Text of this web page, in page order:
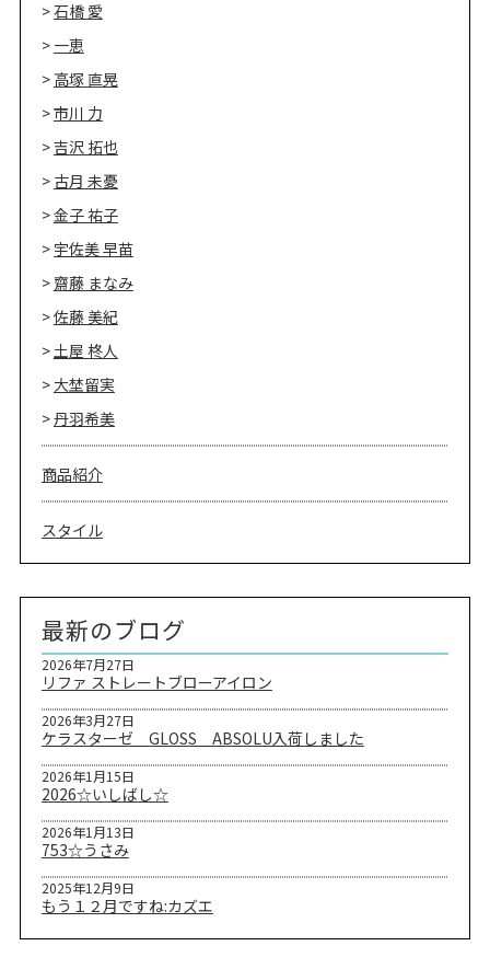
石橋 愛
一恵
高塚 直晃
市川 力
吉沢 拓也
古月 未憂
金子 祐子
宇佐美 早苗
齋藤 まなみ
佐藤 美紀
土屋 柊人
大埜留実
丹羽希美
商品紹介
スタイル
最新のブログ
リファ ストレートブローアイロン
2026年7月27日
ケラスターゼ GLOSS ABSOLU入荷しました
2026年3月27日
2026☆いしばし☆
2026年1月15日
753☆うさみ
2026年1月13日
もう１２月ですね:カズエ
2025年12月9日